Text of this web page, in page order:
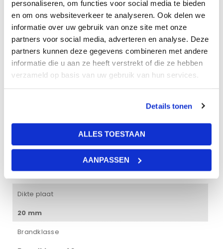
personaliseren, om functies voor social media te bieden
en om ons websiteverkeer te analyseren. Ook delen we
informatie over uw gebruik van onze site met onze
partners voor social media, adverteren en analyse. Deze
partners kunnen deze gegevens combineren met andere
informatie die u aan ze heeft verstrekt of die ze hebben
verzameld op basis van uw gebruik van hun services.
Details tonen
ALLES TOESTAAN
AANPASSEN
14 kg
Afmetingen
Vochtbestendigheid
Dikte plaat
20 mm
Brandklasse